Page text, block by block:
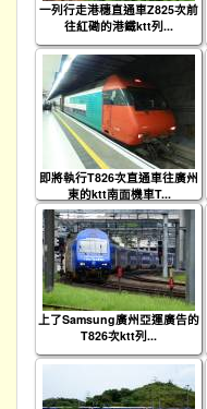
一列行走港穗直通車Z825次前
往紅磡的港鐵ktt列...
即將執行T826次直通車往廣州
東的ktt南面機車T...
上了Samsung廣州亞運廣告的
T826次ktt列...